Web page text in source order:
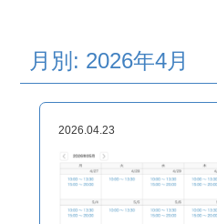
月別: 2026年4月
2026.04.23